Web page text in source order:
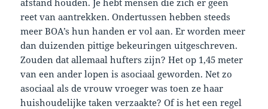
reet van aantrekken. Ondertussen hebben steeds
meer BOA’s hun handen er vol aan. Er worden meer
dan duizenden pittige bekeuringen uitgeschreven.
Zouden dat allemaal hufters zijn? Het op 1,45 meter
van een ander lopen is asociaal geworden. Net zo
asociaal als de vrouw vroeger was toen ze haar
huishoudelijke taken verzaakte? Of is het een regel